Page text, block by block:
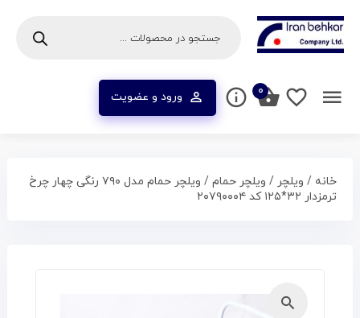
ورود و عضویت ۰
خانه / ویلچر / ویلچر حمام
/ ویلچر حمام مدل ۷۹۰ رنگی چهار چرخ
ترمزدار ۳۲*۱۲۵ کد ۲۰۷۹۰۰۰۴